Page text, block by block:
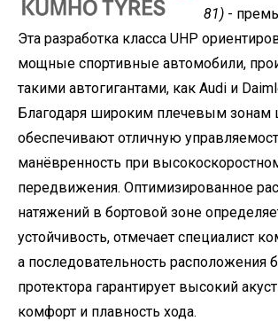
81) -
Эта разработка класса UHP
мощные спортивные автомобили,
такими автогигантами, как Audi и
Благодаря широким плечевым
обеспечивают отличную
манёвренность при
передвижения. Оптимизированное
натяжений в бортовой зоне
устойчивость, отмечает специалист
а последовательность расположения
протектора гарантирует высокий
комфорт и плавность хода.